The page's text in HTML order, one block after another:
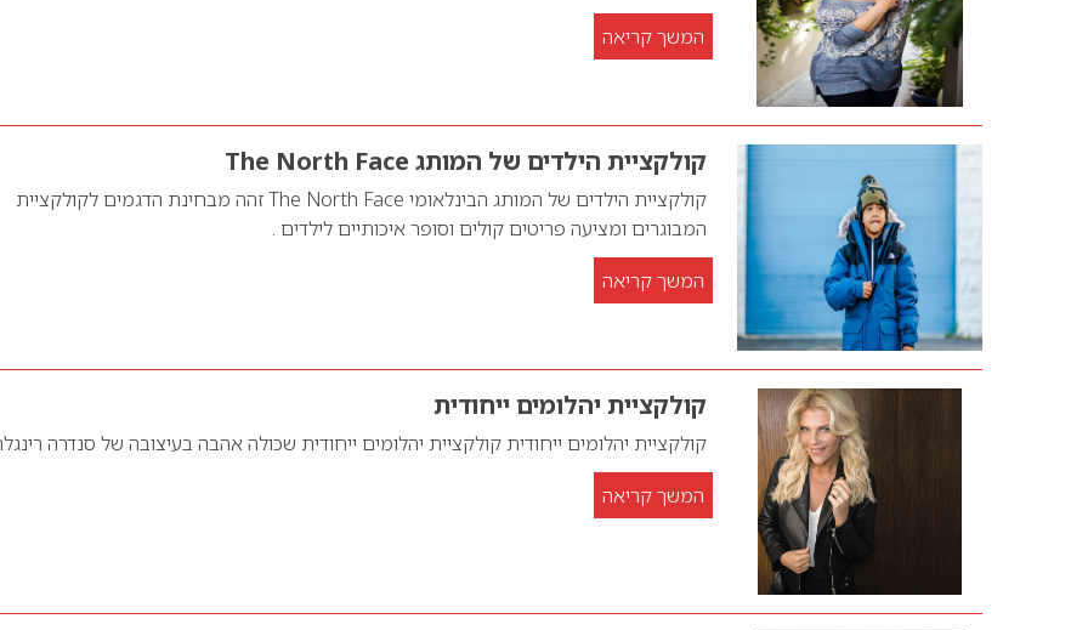
המשך קריאה
קולקציית הילדים של המותג The North Face
קולקציית הילדים של המותג הבינלאומי The North Face זהה מבחינת הדגמים לקולקציית
המבוגרים ומציעה פריטים קולים וסופר איכותיים לילדים .
המשך קריאה
קולקציית יהלומים ייחודית
קולקציית יהלומים ייחודית קולקציית יהלומים ייחודית שכולה אהבה בעיצובה של סנדרה
המשך קריאה